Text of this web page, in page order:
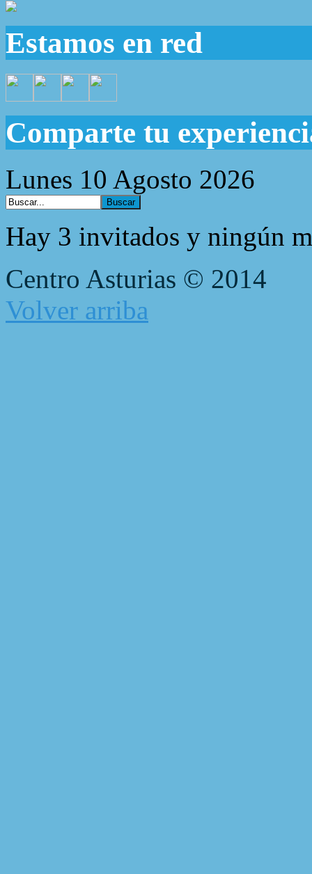
Estamos en red
Comparte tu
Lunes 10 Agosto 2026
Hay 3 invitados y ningún
Centro Asturias © 2014
Volver arriba